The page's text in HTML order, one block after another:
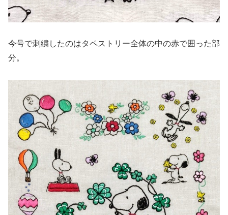
今号で刺繍したのはタペストリー全体の中の赤で囲った部
分。